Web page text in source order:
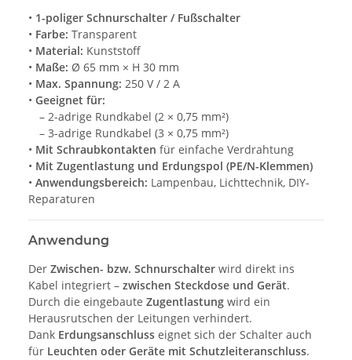
• 1-poliger Schnurschalter / Fußschalter
• Farbe: Transparent
• Material: Kunststoff
• Maße: Ø 65 mm × H 30 mm
• Max. Spannung: 250 V / 2 A
• Geeignet für:
– 2-adrige Rundkabel (2 × 0,75 mm²)
– 3-adrige Rundkabel (3 × 0,75 mm²)
• Mit Schraubkontakten für einfache Verdrahtung
• Mit Zugentlastung und Erdungspol (PE/N-Klemmen)
• Anwendungsbereich: Lampenbau, Lichttechnik, DIY-
Reparaturen
Anwendung
Der Zwischen- bzw. Schnurschalter wird direkt ins
Kabel integriert – zwischen Steckdose und Gerät.
Durch die eingebaute Zugentlastung wird ein
Herausrutschen der Leitungen verhindert.
Dank Erdungsanschluss eignet sich der Schalter auch
für Leuchten oder Geräte mit Schutzleiteranschluss.